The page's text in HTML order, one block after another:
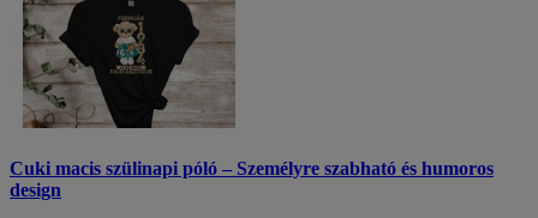
Cuki macis szülinapi póló – Személyre szabható és humoros
design